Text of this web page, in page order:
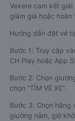
Vexere cam kết
giảm giá hoặc
Hướng dẫn đặt vé
Bước 1: Truy cập
CH Play hoặc App
Bước 2: Chọn
chọn “TÌM VÉ XE”.
Bước 3: Chọn hãng
giường nằm, giờ